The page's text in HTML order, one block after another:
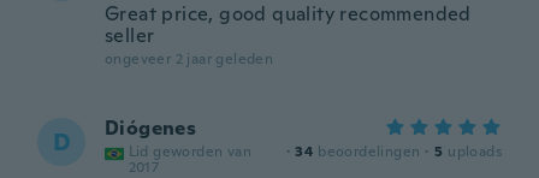
Great price, good quality recommended
seller
ongeveer 2 jaar geleden
D Diógenes
Lid geworden van
2017
· 34 beoordelingen · 5 uploads